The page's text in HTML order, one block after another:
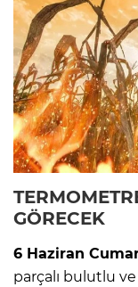
GÖRECEK
6 Haziran
parçalı bulutlu